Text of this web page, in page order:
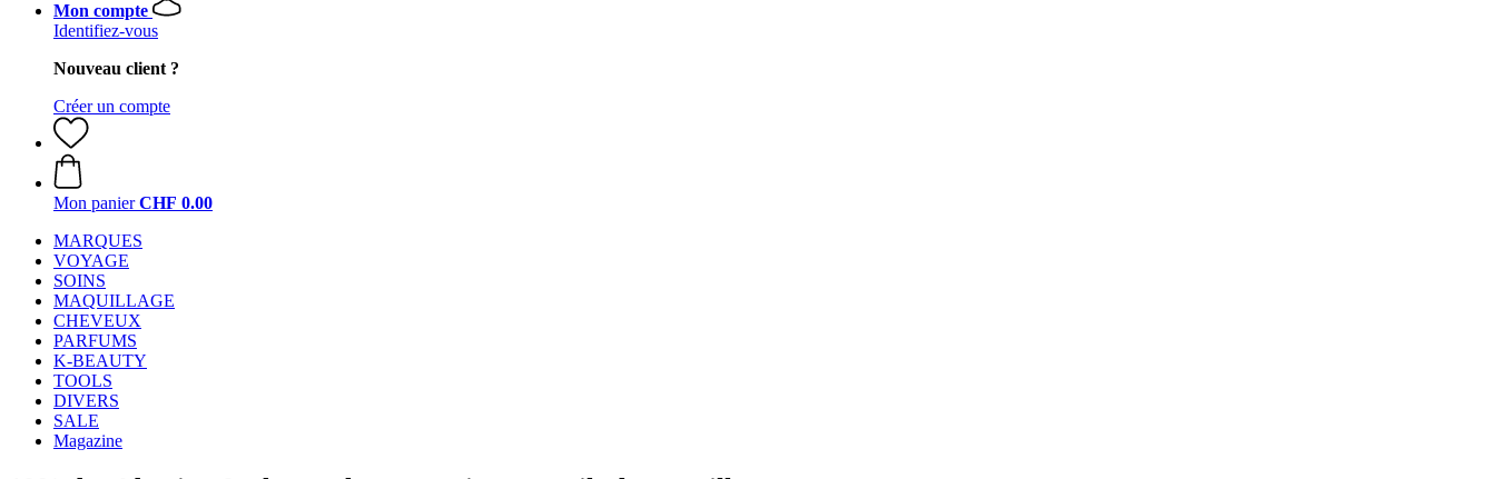
Mon compte
Identifiez-vous
Nouveau client ?
Créer un compte
Mon panier CHF 0.00
MARQUES
VOYAGE
SOINS
MAQUILLAGE
CHEVEUX
PARFUMS
K-BEAUTY
TOOLS
DIVERS
SALE
Magazine